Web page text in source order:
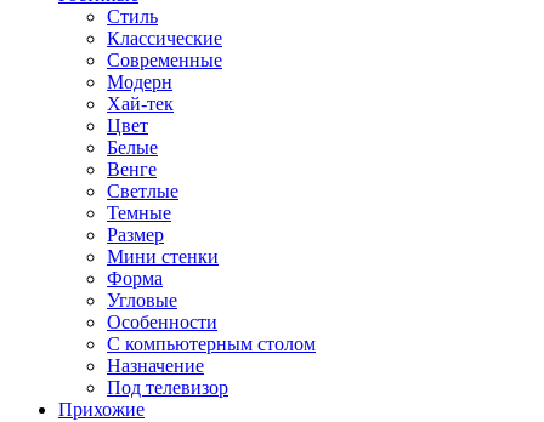
Стиль
Классические
Современные
Модерн
Хай-тек
Цвет
Белые
Венге
Светлые
Темные
Размер
Мини стенки
Форма
Угловые
Особенности
С компьютерным столом
Назначение
Под телевизор
Прихожие